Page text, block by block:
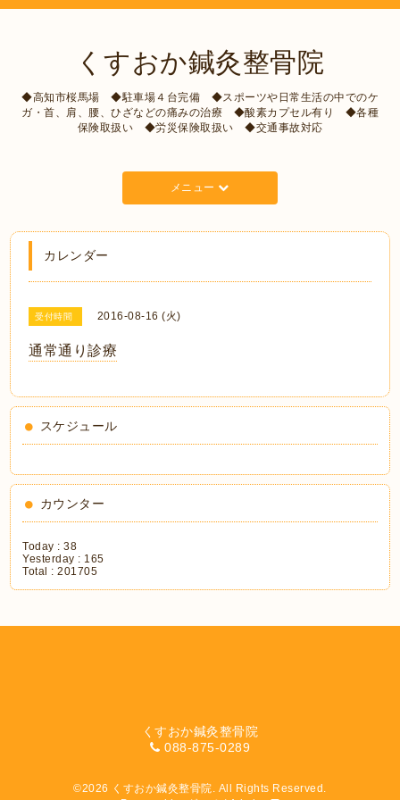
くすおか鍼灸整骨院
◆高知市桜馬場 ◆駐車場４台完備 ◆スポーツや日常生活の中でのケ
ガ・首、肩、腰、ひざなどの痛みの治療 ◆酸素カプセル有り ◆各種
保険取扱い ◆労災保険取扱い ◆交通事故対応
メニュー
カレンダー
受付時間 2016-08-16 (火)
通常通り診療
スケジュール
カウンター
Today :38
Yesterday : 165
Total :201705
くすおか鍼灸整骨院
088-875-0289
©2026 くすおか鍼灸整骨院. All Rights Reserved.